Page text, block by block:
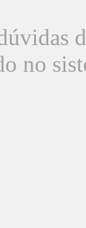
no